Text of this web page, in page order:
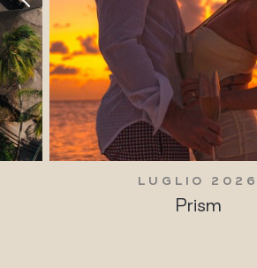
LUGLIO 2026
Prism